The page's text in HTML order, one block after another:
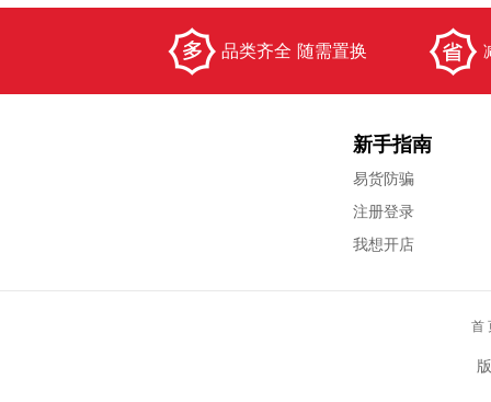
品类齐全 随需置换
新手指南
易货防骗
注册登录
我想开店
首